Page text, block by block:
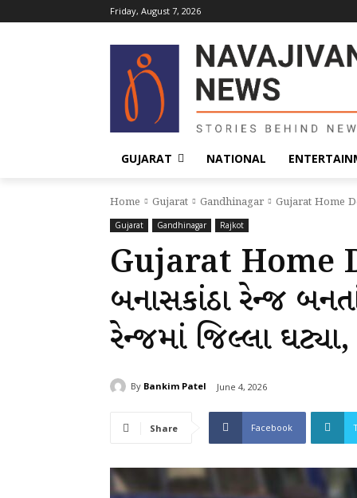
Friday, August 7, 2026
GUJARAT NATIONAL
Home Gujarat Gandhinagar Gujarat Home
Gujarat Gandhinagar Rajkot
Gujarat Home
બનાસકાંઠા રેન્જ
રેન્જમાં જિલ્લા
By Bankim Patel June 4, 2026
Share Facebook